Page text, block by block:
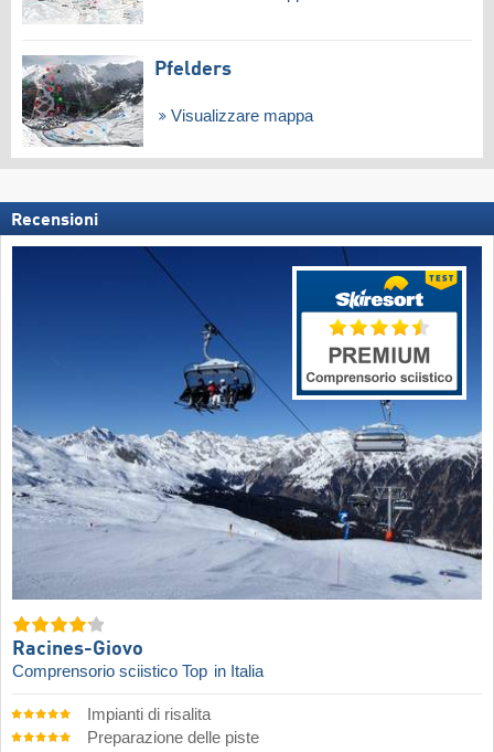
Pfelders
Visualizzare mappa
Recensioni
Racines-Giovo
Comprensorio sciistico Top in Italia
Impianti di risalita
Preparazione delle piste